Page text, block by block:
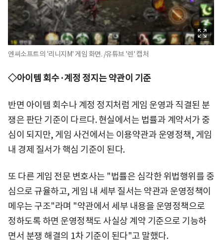
엔씨소프트의 '리니지M' 게임 화면. /유튜브 '렌' 캡처
◇아이템 회수·계정 정지는 약관이 기준
반면 아이템 회수나 계정 정지처럼 게임 운영과 직결된 분
쟁은 판단 기준이 다르다. 현실에서는 법률과 계약서가 중
심이 되지만, 게임 사건에서는 이용약관과 운영정책, 게임
내 경제 질서가 핵심 기준이 된다.
또 다른 게임 전문 변호사는 "법률은 심각한 위법행위를 중
심으로 규율하고, 게임 내 세부 질서는 약관과 운영정책이
메우는 구조"라며 "약관에서 세부 내용을 운영정책으로
정하도록 하면 운영정책도 사실상 계약 기준으로 기능하
면서 분쟁 해결의 1차 기준이 된다"고 말했다.